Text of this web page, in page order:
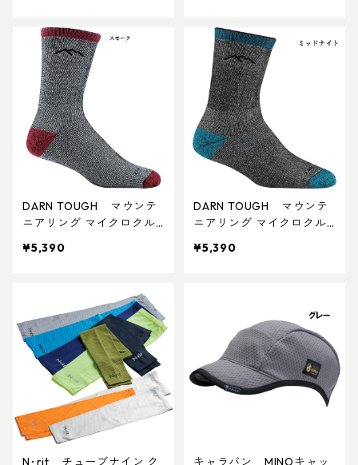
DARN TOUGH マウンテ
ニアリング マイクロクル
ッション M's
¥5,390
DARN TOUGH マウンテ
ニアリング マイクロクル
ッション W's
¥5,390
N･rit チューブナイン ク キャラバン MINOキャッ